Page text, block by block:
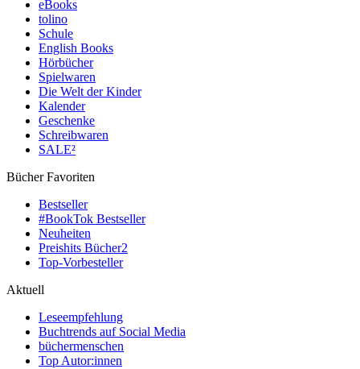
eBooks
tolino
Schule
English Books
Hörbücher
Spielwaren
Die Welt der Kinder
Kalender
Geschenke
Schreibwaren
SALE²
Bücher Favoriten
Bestseller
#BookTok Bestseller
Neuheiten
Preishits Bücher2
Top-Vorbesteller
Aktuell
Leseempfehlung
Buchtrends auf Social Media
büchermenschen
Top Autor:innen